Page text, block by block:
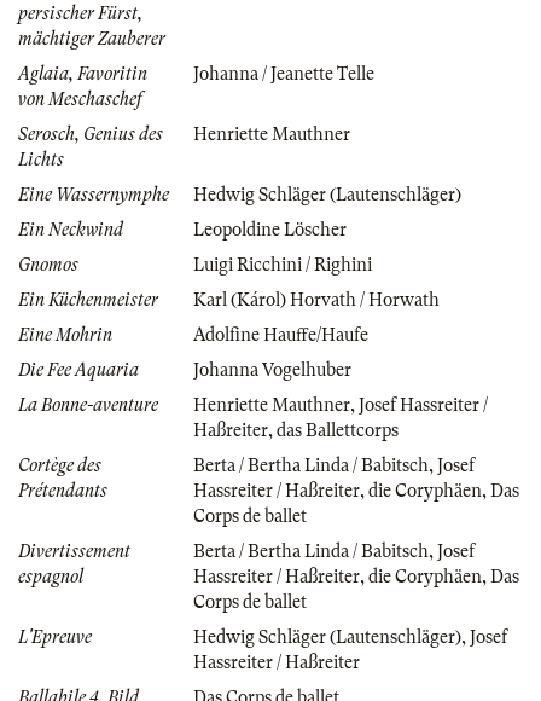
persischer Fürst,
mächtiger Zauberer
Aglaia, Favoritin
von Meschaschef
Johanna / Jeanette Telle
Serosch, Genius des
Lichts
Henriette Mauthner
Eine Wassernymphe
Hedwig Schläger (Lautenschläger)
Ein Neckwind
Leopoldine Löscher
Gnomos
Luigi Ricchini / Righini
Ein Küchenmeister
Karl (Károl) Horvath / Horwath
Eine Mohrin
Adolfine Hauffe/Haufe
Die Fee Aquaria
Johanna Vogelhuber
La Bonne-aventure
Henriette Mauthner,Josef Hassreiter /
Haßreiter,das Ballettcorps
Cortège des
Prétendants
Berta / Bertha Linda / Babitsch,Josef
Hassreiter / Haßreiter,die Coryphäen,Das
Corps de ballet
Divertissement
espagnol
Berta / Bertha Linda / Babitsch,Josef
Hassreiter / Haßreiter,die Coryphäen,Das
Corps de ballet
L'Epreuve
Hedwig Schläger (Lautenschläger),Josef
Hassreiter / Haßreiter